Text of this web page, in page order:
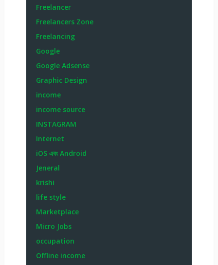
Freelancer
Freelancers Zone
Freelancing
Google
Google Adsense
Graphic Design
income
income source
INSTAGRAM
Internet
iOS এবং Android
Jeneral
krishi
life style
Marketplace
Micro Jobs
occupation
Offline income